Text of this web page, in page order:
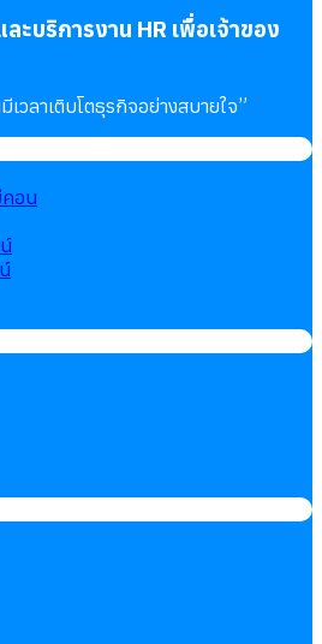
ะบริการงาน HR เพื่อเจ้าของ
วลาเติบโตธุรกิจอย่างสบายใจ”
คอน